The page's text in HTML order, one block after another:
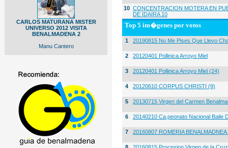
CARLOS MATURANA MISTER
UNIVERSO 2012 VISITA
BENALMADENA 2
Manu Cantero
10 CONCENTRACION MOTERA EN
DE IDAIRA 10
Top 5 im�genes por votos
1 20190815 No Me Pises Que Llevo
2 20120401 Pollinica Arroyo Miel
3 20120401 Pollinica Arroyo Miel (24)
4 20120610 CORPUS CHRISTI (9)
5 20130715 Virgen del Carmen
6 20140210 Ca,peonato Nacional Baile
7 20160807 ROMERIA